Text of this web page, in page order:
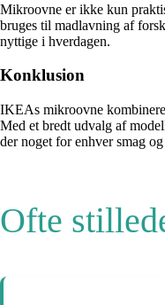
Mikroovne er ikke kun
bruges til madlavning af
nyttige i hverdagen.
Konklusion
IKEAs mikroovne
Med et bredt udvalg af
der noget for enhver smag
Ofte